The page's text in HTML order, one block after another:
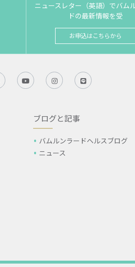
ニュースレター（英語）でバム
ドの最新情報を受
お申込はこちらから
ブログと記事
バムルンラードヘルスブログ
ニュース